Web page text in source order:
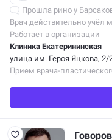
Прошла рино у
Врач действительно учёл
именно таким, каким я его
натурально и…
Работает в организации
Клиника Екатерининская
улица им. Героя Яцкова, 2/
Прием врача-
Говоров